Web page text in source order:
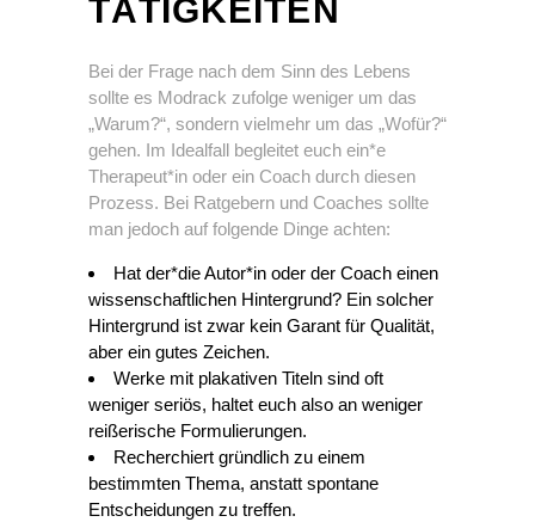
TÄTIGKEITEN
Bei der Frage nach dem Sinn des Lebens
sollte es Modrack zufolge weniger um das
„Warum?“, sondern vielmehr um das „Wofür?“
gehen. Im Idealfall begleitet euch ein*e
Therapeut*in oder ein Coach durch diesen
Prozess. Bei Ratgebern und Coaches sollte
man jedoch auf folgende Dinge achten:
Hat der*die Autor*in oder der Coach einen
wissenschaftlichen Hintergrund? Ein solcher
Hintergrund ist zwar kein Garant für Qualität,
aber ein gutes Zeichen.
Werke mit plakativen Titeln sind oft
weniger seriös, haltet euch also an weniger
reißerische Formulierungen.
Recherchiert gründlich zu einem
bestimmten Thema, anstatt spontane
Entscheidungen zu treffen.